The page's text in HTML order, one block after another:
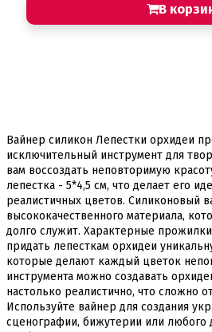
В
Вайнер силикон Лепестки орхидеи
исключительный инструмент для
вам воссоздать неповторимую
лепестка - 5*4,5 см, что делает его
реалистичных цветов. Силиконовый
высококачественного материала,
долго служит. Характерные
придать лепесткам орхидеи
которые делают каждый цветок
инструмента можно создавать
настолько реалистично, что сложно
Используйте вайнер для создания
сценографии, бижутерии или любого